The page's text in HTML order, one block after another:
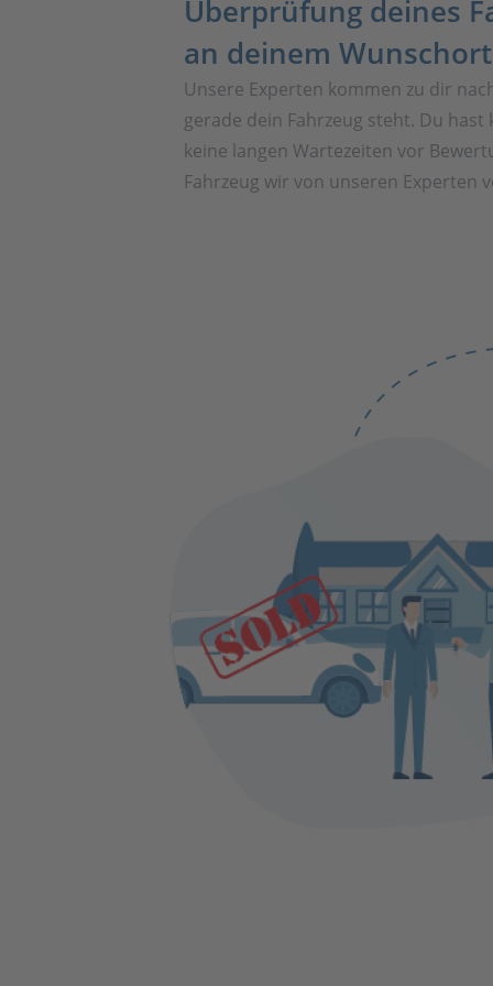
Überprüfung deines
an deinem Wunschort
Unsere Experten kommen zu dir
gerade dein Fahrzeug steht. Du
keine langen Wartezeiten vor
Fahrzeug wir von unseren Experten